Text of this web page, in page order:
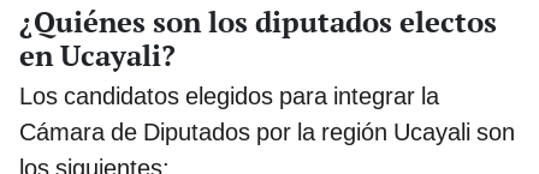
¿Quiénes son los diputados electos
en Ucayali?
Los candidatos elegidos para integrar la
Cámara de Diputados por la región Ucayali son
los siguientes: